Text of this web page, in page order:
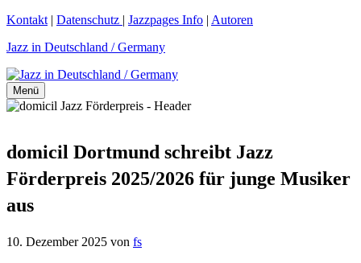
Zum
springen
Kontakt | Datenschutz | Jazzpages Info | Autoren
Jazz in Deutschland / Germany
Menü
domicil Dortmund schreibt Jazz
Förderpreis 2025/2026 für junge Musiker
aus
10. Dezember 2025 von fs